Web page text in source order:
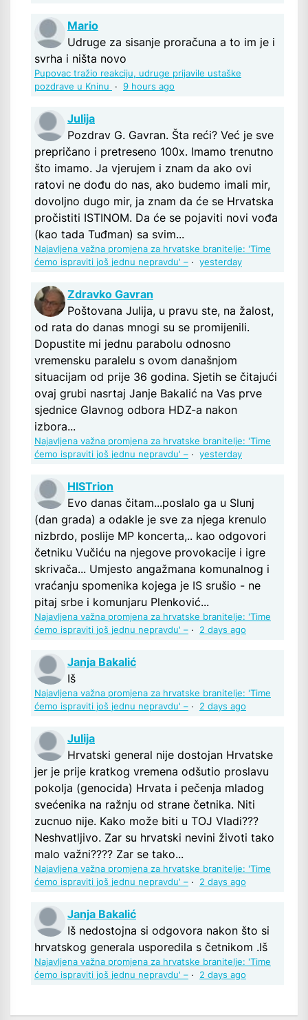
Mario
Udruge za sisanje proračuna a to im je i
svrha i ništa novo
Pupovac tražio reakciju, udruge prijavile ustaške
pozdrave u Kninu
· 9 hours ago
Julija
Pozdrav G. Gavran. Šta reći? Već je sve
prepričano i pretreseno 100x. Imamo trenutno
što imamo. Ja vjerujem i znam da ako ovi
ratovi ne dođu do nas, ako budemo imali mir,
dovoljno dugo mir, ja znam da će se Hrvatska
pročistiti ISTINOM. Da će se pojaviti novi vođa
(kao tada Tuđman) sa svim...
Najavljena važna promjena za hrvatske branitelje: 'Time
ćemo ispraviti još jednu nepravdu' – · yesterday
Zdravko Gavran
Poštovana Julija, u pravu ste, na žalost,
od rata do danas mnogi su se promijenili.
Dopustite mi jednu parabolu odnosno
vremensku paralelu s ovom današnjom
situacijam od prije 36 godina. Sjetih se čitajući
ovaj grubi nasrtaj Janje Bakalić na Vas prve
sjednice Glavnog odbora HDZ-a nakon
izbora...
Najavljena važna promjena za hrvatske branitelje: 'Time
ćemo ispraviti još jednu nepravdu' – · yesterday
HISTrion
Evo danas čitam...poslalo ga u Slunj
(dan grada) a odakle je sve za njega krenulo
nizbrdo, poslije MP koncerta,.. kao odgovori
četniku Vučiću na njegove provokacije i igre
skrivača... Umjesto angažmana komunalnog i
vraćanju spomenika kojega je IS srušio - ne
pitaj srbe i komunjaru Plenković...
Najavljena važna promjena za hrvatske branitelje: 'Time
ćemo ispraviti još jednu nepravdu' – · 2 days ago
Janja Bakalić
Iš
Najavljena važna promjena za hrvatske branitelje: 'Time
ćemo ispraviti još jednu nepravdu' – · 2 days ago
Julija
Hrvatski general nije dostojan Hrvatske
jer je prije kratkog vremena odšutio proslavu
pokolja (genocida) Hrvata i pečenja mladog
svećenika na ražnju od strane četnika. Niti
zucnuo nije. Kako može biti u TOJ Vladi???
Neshvatljivo. Zar su hrvatski nevini životi tako
malo važni???? Zar se tako...
Najavljena važna promjena za hrvatske branitelje: 'Time
ćemo ispraviti još jednu nepravdu' – · 2 days ago
Janja Bakalić
Iš nedostojna si odgovora nakon što si
hrvatskog generala usporedila s četnikom .Iš
Najavljena važna promjena za hrvatske branitelje: 'Time
ćemo ispraviti još jednu nepravdu' – · 2 days ago